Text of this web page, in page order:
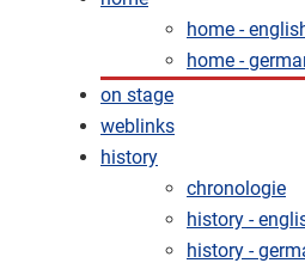
home -
home -
on stage
weblinks
history
chronologie
history -
history -